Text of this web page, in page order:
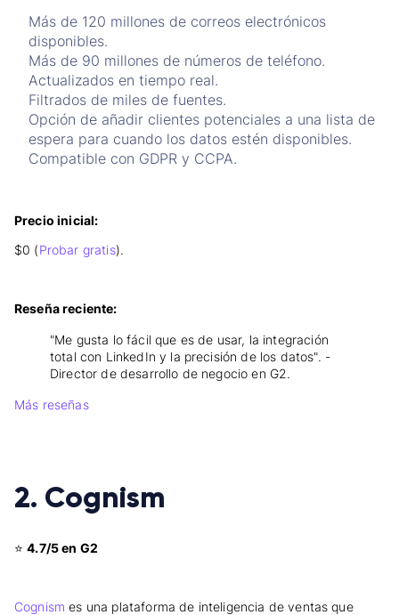
Más de 120 millones de correos electrónicos
disponibles.
Más de 90 millones de números de teléfono.
Actualizados en tiempo real.
Filtrados de miles de fuentes.
Opción de añadir clientes potenciales a una lista de
espera para cuando los datos estén disponibles.
Compatible con GDPR y CCPA.
Precio inicial:
$0 (Probar gratis).
Reseña reciente:
"Me gusta lo fácil que es de usar, la integración
total con LinkedIn y la precisión de los datos". -
Director de desarrollo de negocio en G2.
Más reseñas
2. Cognism
⭐4.7/5 en G2
Cognism es una plataforma de inteligencia de ventas que